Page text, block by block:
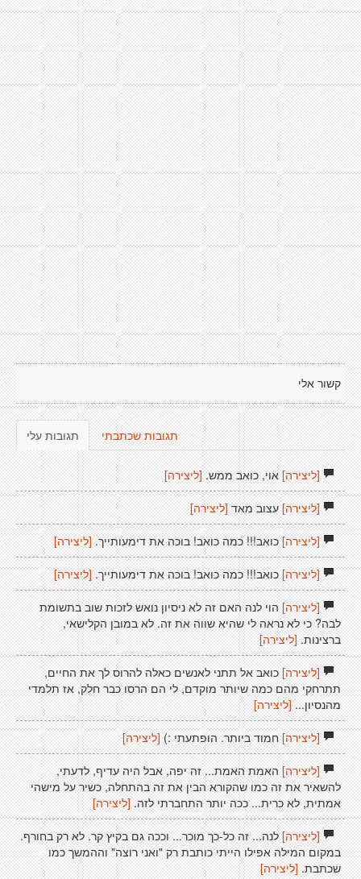
קשור אלי
תגובות עלי תגובות שכתבתי
[ליצירה]אוי, כואב ממש.[ליצירה]
[ליצירה]עצוב מאד [ליצירה]
[ליצירה]כואב!!! כמה כואב! בוכה את דימעותייך.[ליצירה]
[ליצירה]כואב!!! כמה כואב! בוכה את דימעותייך.[ליצירה]
[ליצירה]הוי לנה האם זה לא ניסיון נואש לזכות שוב בתשומת
לבה? כי לא נראה לי שהיא שווה את זה. לא במובן הקלישאי,
ברצינות. [ליצירה]
[ליצירה]כואב אל תתני לאנשים כאלה להרוס לך את החיים,
תתרחקי מהם כמה שיותר מוקדם, לי הם הרסו כבר חלק, אז תלמדי
מהנסיון... [ליצירה]
[ליצירה]חמוד ביותר. הופתעתי :) [ליצירה]
[ליצירה]האמת האמת... זה יפה, אבל היה עדיף, לדעתי,
להשאיר את זה כמו שהקורא הבין את זה בהתחלה, כשיר על מישהי
אמתית, לא כרית... ככה יותר התחברתי לזה. [ליצירה]
[ליצירה]לנה... זה כל-כך מוכר... וככה גם בקיץ קר. לא רק בחורף.
במקום המילה אפילו הייתי כותבת רק "ואני רוצה" וההמשך כמו
שכתבת. [ליצירה]